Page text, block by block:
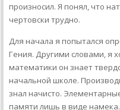
произносил. Я понял, что
чертовски трудно.
Для начала я попытался
Гения. Другими словами, я
математики он знает
начальной школе.
знал начисто.
памяти лишь в виде